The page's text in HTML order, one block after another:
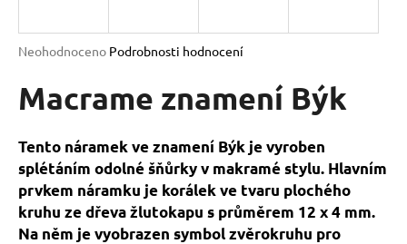
Průměrné
produktu
je
5
hvězdiček.
Neohodnoceno Podrobnosti hodnocení
Macrame znamení Býk
Tento náramek ve znamení Býk je vyroben
splétáním odolné šňůrky v makramé stylu. Hlavním
prvkem náramku je korálek ve tvaru plochého
kruhu ze dřeva žlutokapu s průměrem 12 x 4 mm.
Na něm je vyobrazen symbol zvěrokruhu pro
j
t
?
HLEDAT